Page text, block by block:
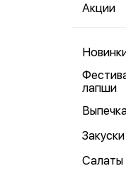
Акции
лапши
Закуски
Салаты